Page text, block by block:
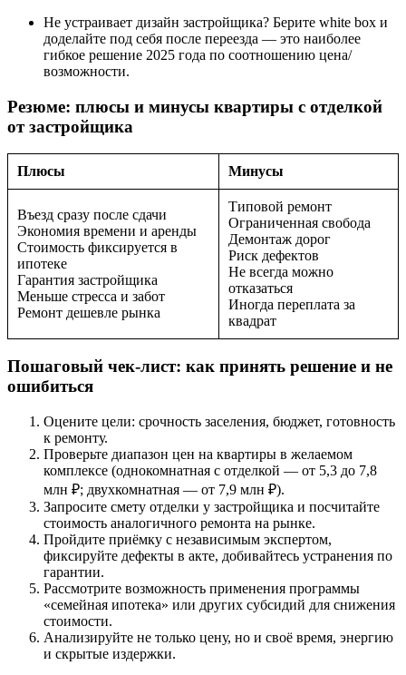
Не устраивает дизайн застройщика? Берите white box и
доделайте под себя после переезда — это наиболее
гибкое решение 2025 года по соотношению цена/
возможности.
Резюме: плюсы и минусы квартиры с отделкой
от застройщика
Плюсы Минусы
Въезд сразу после сдачи
Экономия времени и аренды
Стоимость фиксируется в
ипотеке
Гарантия застройщика
Меньше стресса и забот
Ремонт дешевле рынка
Типовой ремонт
Ограниченная свобода
Демонтаж дорог
Риск дефектов
Не всегда можно
отказаться
Иногда переплата за
квадрат
Пошаговый чек-лист: как принять решение и не
ошибиться
Оцените цели: срочность заселения, бюджет, готовность
к ремонту.
Проверьте диапазон цен на квартиры в желаемом
комплексе (однокомнатная с отделкой — от 5,3 до 7,8
млн ₽; двухкомнатная — от 7,9 млн ₽).
Запросите смету отделки у застройщика и посчитайте
стоимость аналогичного ремонта на рынке.
Пройдите приёмку с независимым экспертом,
фиксируйте дефекты в акте, добивайтесь устранения по
гарантии.
Рассмотрите возможность применения программы
«семейная ипотека» или других субсидий для снижения
стоимости.
Анализируйте не только цену, но и своё время, энергию
и скрытые издержки.